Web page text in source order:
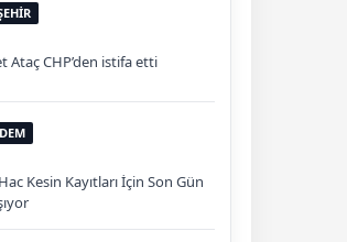
Ataç CHP’den istifa etti
Kesin Kayıtları İçin Son Gün